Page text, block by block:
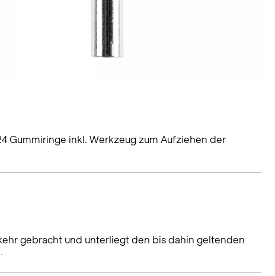
Gummiringe inkl. Werkzeug zum Aufziehen der
gebracht und unterliegt den bis dahin geltenden